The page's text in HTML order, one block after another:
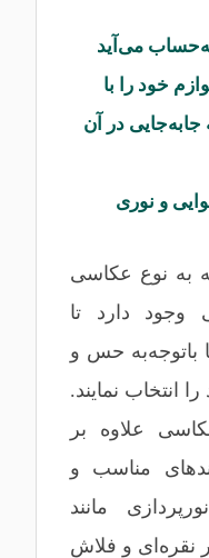
می‌آید
خود را با
جابه‌جایی در آن
و نوری
به نوع عکاسی
وجود دارد تا
باتوجه‌به حس و
انتخاب نمایند.
علاوه بر
مناسب و
مانند
نقره‌ای و فلاش